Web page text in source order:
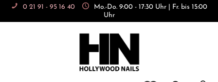
0 21 91 - 95 16 40
Mo.-Do. 9:00 - 17:30 Uhr | Fr. bis 15:00
Uhr